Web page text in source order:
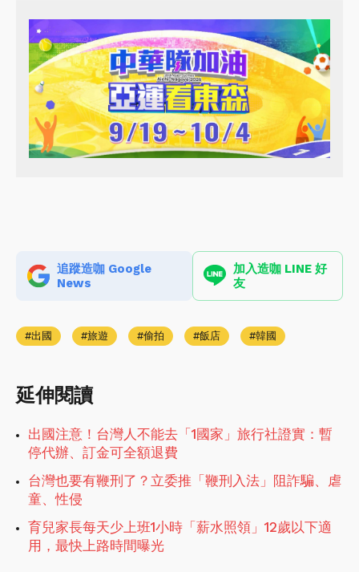
追蹤造咖 Google
News
加入造咖 LINE 好
友
出國 旅遊 偷拍 飯店 韓國
延伸閱讀
出國注意！台灣人不能去「1國家」旅行社證實：暫
停代辦、訂金可全額退費
台灣也要有鞭刑了？立委推「鞭刑入法」阻詐騙、虐
童、性侵
育兒家長每天少上班1小時「薪水照領」12歲以下適
用，最快上路時間曝光